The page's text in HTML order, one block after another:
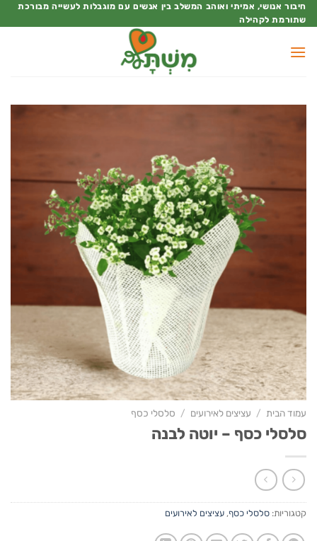
Skip
to
חיבור אנושי, אמיתי ואוהב המשלב בין אנשים עם מוגבלות לעשייה מבורכת
שתורמת לקהילה
עמוד הבית / עציצים לאירועים / סלסלי כסף
סלסלי כסף – יוטה לבנה
קטגוריות: סלסלי כסף, עציצים לאירועים